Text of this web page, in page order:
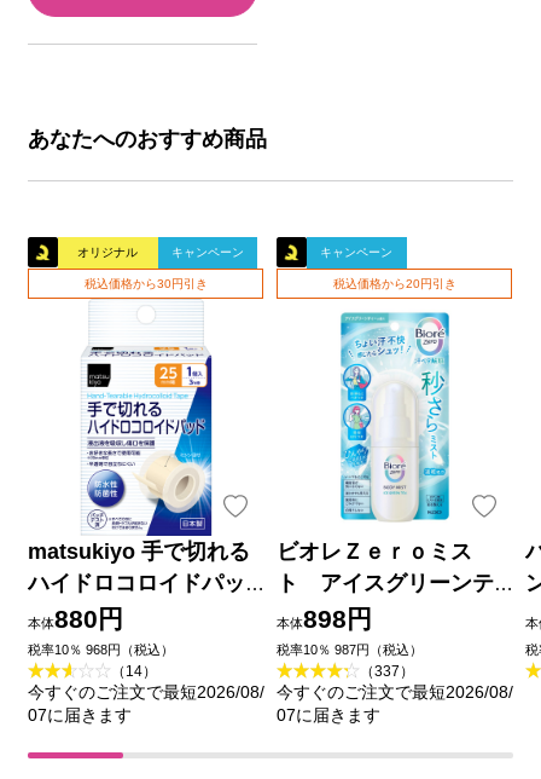
あなたへのおすすめ商品
オリジナル キャンペーン
税込価格から30円引き
matsukiyo 手で切れる
ハイドロコロイドパッ
ド ２５ｍｍ×３ｍ巻
本体880円
税率10％ 968円（税込）
（14）
今すぐのご注文で最短2026/08/
07に届きます
キャンペーン
税込価格から20円引き
ビオレＺｅｒｏミス
ト アイスグリーンテ
ィーの香り ６０ｍＬ 花
王
本体898円
税率10％ 987円（税込）
（337）
今すぐのご注文で最短2026/08/
07に届きます
本
税